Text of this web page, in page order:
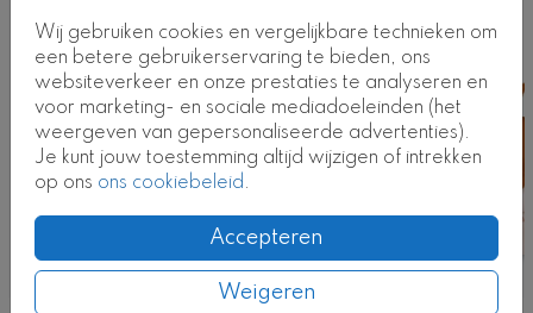
Wij gebruiken cookies en vergelijkbare technieken om
een betere gebruikerservaring te bieden, ons
websiteverkeer en onze prestaties te analyseren en
voor marketing- en sociale mediadoeleinden (het
weergeven van gepersonaliseerde advertenties).
Je kunt jouw toestemming altijd wijzigen of intrekken
op ons ons cookiebeleid.
Accepteren
Weigeren